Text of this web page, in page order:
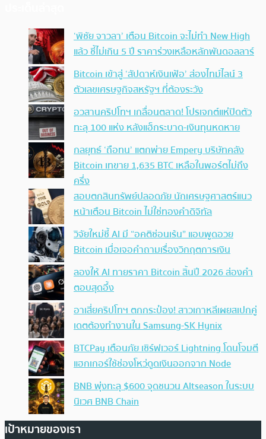
‘พิชัย จาวลา’ เตือน Bitcoin จะไม่ทำ New High
แล้ว ชี้ไม่เกิน 5 ปี ราคาร่วงเหลือหลักพันดอลลาร์
Bitcoin เข้าสู่ ‘สัปดาห์เงินเฟ้อ’ ส่องไทม์ไลน์ 3
ตัวเลขเศรษฐกิจสหรัฐฯ ที่ต้องระวัง
อวสานคริปโทฯ เกลื่อนตลาด! โปรเจกต์แห่ปิดตัว
ทะลุ 100 แห่ง หลังแฮ็กระบาด-เงินทุนหดหาย
กลยุทธ์ ‘ถือทน’ แตกพ่าย Empery บริษัทคลัง
Bitcoin เทขาย 1,635 BTC เหลือในพอร์ตไม่ถึง
ครึ่ง
สอบตกสินทรัพย์ปลอดภัย นักเศรษฐศาสตร์แนว
หน้าเตือน Bitcoin ไม่ใช่ทองคำดิจิทัล
วิจัยใหม่ชี้ AI มี “อคติซ่อนเร้น” แอบพูดอวย
Bitcoin เมื่อเจอคำถามเรื่องวิกฤตการเงิน
ลองให้ AI ทายราคา Bitcoin สิ้นปี 2026 ส่องคำ
ตอบสุดอึ้ง
อาเสี่ยคริปโทฯ ตกกระป๋อง! สาวเกาหลีเผยสเปกคู่
เดตต้องทำงานใน Samsung-SK Hynix
BTCPay เตือนภัย เซิร์ฟเวอร์ Lightning โดนโจมตี
แฮกเกอร์ใช้ช่องโหว่ดูดเงินออกจาก Node
BNB พุ่งทะลุ $600 จุดชนวน Altseason ในระบบ
นิเวศ BNB Chain
เป้าหมายของเรา